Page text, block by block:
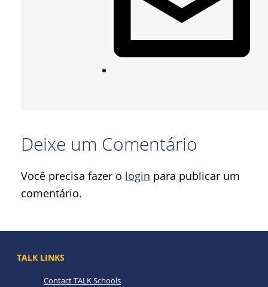
Deixe um Comentário
Você precisa fazer o login para publicar um
comentário.
TALK LINKS
Contact TALK Schools